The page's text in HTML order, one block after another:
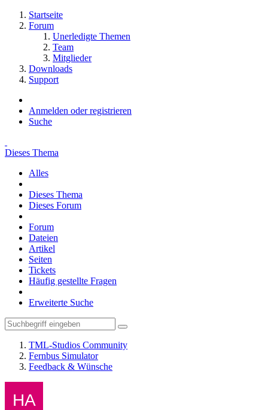
Startseite
Forum
Unerledigte Themen
Team
Mitglieder
Downloads
Support
Anmelden oder registrieren
Suche
Dieses Thema
Alles
Dieses Thema
Dieses Forum
Forum
Dateien
Artikel
Seiten
Tickets
Häufig gestellte Fragen
Erweiterte Suche
TML-Studios Community
Fernbus Simulator
Feedback & Wünsche